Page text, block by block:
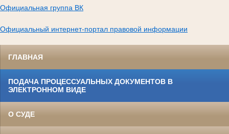
Официальная группа ВК
Официальный интернет-портал правовой информации
ГЛАВНАЯ
ПОДАЧА ПРОЦЕССУАЛЬНЫХ ДОКУМЕНТОВ В
ЭЛЕКТРОННОМ ВИДЕ
О СУДЕ